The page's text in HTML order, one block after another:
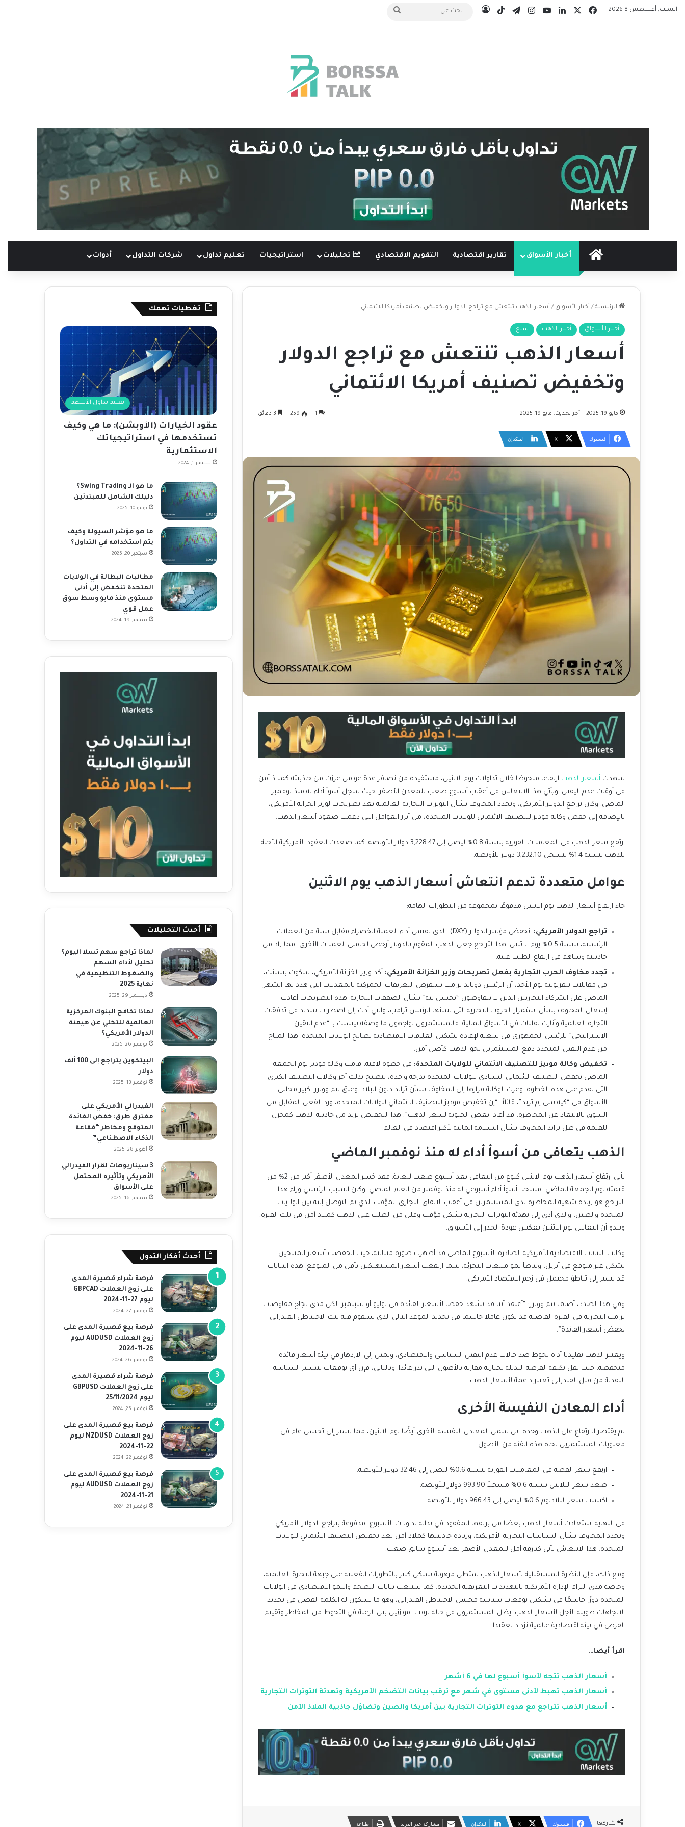
السبت, أغسطس 8 2026 فيسبوك لينكدإن‫YouTubeانستقرامتيلقرام‫TikTokتسجيل الدخول
الرئيسيةأخبار الأسواق تقارير اقتصادية التقويم الاقتصادي تحليلات استراتيجيات تعليم تداول شركات التداول أدوات
الرئيسية / أخبار الأسواق / أسعار الذهب تنتعش مع تراجع الدولار وتخفيض تصنيف أمريكا الائتماني
أخبار الأسواق أخبار الذهب سلع
أسعار الذهب تنتعش مع تراجع الدولار
وتخفيض تصنيف أمريكا الائتماني
مايو 19, 2025 آخر تحديث: مايو 19, 2025 1
259
فيسبوك ‫X لينكدإن
شهدت أسعار الذهب ارتفاعا ملحوظا خلال تداولات يوم الاثنين، مستفيدة من تضافر عدة عوامل عززت من جاذبيته كملاذ آمن
في أوقات عدم اليقين. ويأتي هذا الانتعاش في أعقاب أسبوع صعب للمعدن الأصفر، حيث سجل أسوأ أداء له منذ نوفمبر
الماضي. وكان تراجع الدولار الأمريكي، وتجدد المخاوف بشأن التوترات التجارية العالمية بعد تصريحات لوزير الخزانة الأمريكي،
بالإضافة إلى خفض وكالة موديز للتصنيف الائتماني للولايات المتحدة، من أبرز العوامل التي دعمت صعود أسعار الذهب.
ارتفع سعر الذهب في المعاملات الفورية بنسبة 0.8% ليصل إلى 3,228.47 دولار للأونصة. كما صعدت العقود الأمريكية الآجلة
للذهب بنسبة 1.4% لتسجل 3,232.10 دولار للأونصة.
عوامل متعددة تدعم انتعاش أسعار الذهب يوم الاثنين
جاء ارتفاع أسعار الذهب يوم الاثنين مدفوعًا بمجموعة من التطورات الهامة:
تراجع الدولار الأمريكي:
انخفض مؤشر الدولار (DXY)، الذي يقيس أداء العملة الخضراء مقابل سلة من العملات
الرئيسية، بنسبة 0.5% يوم الاثنين. هذا التراجع جعل الذهب المقوم بالدولار أرخص لحاملي العملات الأخرى، مما زاد من
جاذبيته وساهم في ارتفاع الطلب عليه.
تجدد مخاوف الحرب التجارية بفعل تصريحات وزير الخزانة الأمريكي: أكد وزير الخزانة الأمريكي، سكوت بيسنت،
في مقابلات تلفزيونية يوم الأحد، أن الرئيس دونالد ترامب سيفرض التعريفات الجمركية بالمعدلات التي هدد بها الشهر
الماضي على الشركاء التجاريين الذين لا يتفاوضون “بحسن نية” بشأن الصفقات التجارية. هذه التصريحات أعادت
إشعال المخاوف بشأن استمرار الحروب التجارية التي يشنها الرئيس ترامب، والتي أدت إلى اضطراب شديد في تدفقات
التجارة العالمية وأثارت تقلبات في الأسواق المالية. فالمستثمرون يواجهون ما وصفه بيسنت بـ “عدم اليقين
الاستراتيجي” للرئيس الجمهوري في سعيه لإعادة تشكيل العلاقات الاقتصادية لصالح الولايات المتحدة. هذا المناخ
من عدم اليقين المتجدد دفع المستثمرين نحو الذهب كأصل آمن.
تخفيض وكالة موديز للتصنيف الائتماني للولايات المتحدة: في خطوة لافتة، قامت وكالة موديز يوم الجمعة
الماضي بخفض التصنيف الائتماني السيادي للولايات المتحدة بدرجة واحدة، لتصبح بذلك آخر وكالات التصنيف الكبرى
التي تقدم على هذه الخطوة. وعزت الوكالة قرارها إلى المخاوف بشأن تزايد ديون البلاد. وعلق تيم ووترر، كبير محللي
الأسواق في “كيه سي إم تريد”، قائلاً: “إن تخفيض موديز للتصنيف الائتماني للولايات المتحدة، ورد الفعل المقابل من
السوق بالابتعاد عن المخاطرة، قد أعادا بعض الحيوية لسعر الذهب”. هذا التخفيض يزيد من جاذبية الذهب كمخزن
للقيمة في ظل تزايد المخاوف بشأن السلامة المالية لأكبر اقتصاد في العالم.
الذهب يتعافى من أسوأ أداء له منذ نوفمبر الماضي
يأتي ارتفاع أسعار الذهب يوم الاثنين كنوع من التعافي بعد أسبوع صعب للغاية. فقد خسر المعدن الأصفر أكثر من 2% من
قيمته يوم الجمعة الماضي، مسجلا أسوأ أداء أسبوعي له منذ نوفمبر من العام الماضي. وكان السبب الرئيسي وراء هذا
التراجع هو زيادة شهية المخاطرة لدى المستثمرين في أعقاب الاتفاق التجاري المؤقت الذي تم التوصل إليه بين الولايات
المتحدة والصين، والذي أدى إلى تهدئة التوترات التجارية بشكل مؤقت وقلل من الطلب على الذهب كملاذ آمن في تلك الفترة.
ويبدو أن انتعاش يوم الاثنين يعكس عودة الحذر إلى الأسواق.
وكانت البيانات الاقتصادية الأمريكية الصادرة الأسبوع الماضي قد أظهرت صورة متباينة، حيث انخفضت أسعار المنتجين
بشكل غير متوقع في أبريل، وتباطأ نمو مبيعات التجزئة، بينما ارتفعت أسعار المستهلكين بأقل من المتوقع. هذه البيانات
قد تشير إلى تباطؤ محتمل في زخم الاقتصاد الأمريكي.
وفي هذا الصدد، أضاف تيم ووترر: “أعتقد أننا قد نشهد خفضا لأسعار الفائدة في يوليو أو سبتمبر، لكن مدى نجاح مفاوضات
ترامب التجارية في الفترة الفاصلة قد يكون عاملا حاسما في تحديد الموعد التالي الذي سيقوم فيه بنك الاحتياطي الفيدرالي
بخفض أسعار الفائدة”.
ويعتبر الذهب تقليديا أداة تحوط ضد حالات عدم اليقين السياسي والاقتصادي، ويميل إلى الازدهار في بيئة أسعار فائدة
منخفضة، حيث تقل تكلفة الفرصة البديلة لحيازته مقارنة بالأصول التي تدر عائدا. وبالتالي، فإن أي توقعات بتيسير السياسة
النقدية من قبل الفيدرالي تعتبر داعمة لأسعار الذهب.
أداء المعادن النفيسة الأخرى
لم يقتصر الارتفاع على الذهب وحده، بل شمل المعادن النفيسة الأخرى أيضًا يوم الاثنين، مما يشير إلى تحسن عام في
معنويات المستثمرين تجاه هذه الفئة من الأصول:
ارتفع سعر الفضة في المعاملات الفورية بنسبة 0.6% ليصل إلى 32.46 دولار للأونصة.
صعد سعر البلاتين بنسبة 0.6% مسجلاً 993.90 دولار للأونصة.
اكتسب سعر البلاديوم 0.6% ليصل إلى 966.43 دولار للأونصة.
في النهاية استعادت أسعار الذهب بعضا من بريقها المفقود في بداية تداولات الأسبوع، مدفوعة بتراجع الدولار الأمريكي،
وتجدد المخاوف بشأن السياسات التجارية الأمريكية، وزيادة جاذبيتها كملاذ آمن بعد تخفيض التصنيف الائتماني للولايات
المتحدة. هذا الانتعاش يأتي كبارقة أمل للمعدن الأصفر بعد أسبوع سابق صعب.
ومع ذلك، فإن النظرة المستقبلية لأسعار الذهب ستظل مرهونة بشكل كبير بالتطورات الفعلية على جبهة التجارة العالمية،
وخاصة مدى التزام الإدارة الأمريكية بالتهديدات التعريفية الجديدة. كما ستلعب بيانات التضخم والنمو الاقتصادي في الولايات
المتحدة دورًا حاسمًا في تشكيل توقعات سياسة مجلس الاحتياطي الفيدرالي، وهو ما سيكون له الكلمة الفصل في تحديد
الاتجاهات طويلة الأجل لأسعار الذهب. يظل المستثمرون في حالة ترقب، موازنين بين الرغبة في التحوط من المخاطر وتقييم
الفرص في بيئة اقتصادية عالمية تزداد تعقيدا.
اقرأ أيضا…
أسعار الذهب تتجه لأسوأ أسبوع لها في 6 أشهر
أسعار الذهب تهبط لأدنى مستوى في شهر مع ترقب بيانات التضخم الأمريكية وتهدئة التوترات التجارية
أسعار الذهب تتراجع مع هدوء التوترات التجارية بين أمريكا والصين وتضاؤل جاذبية الملاذ الآمن
شاركها فيسبوك ‫X لينكدإن مشاركة عبر البريد طباعة
تغطيات تهمك
تعليم تداول الأسهم
عقود الخيارات (الأوبشن): ما هي وكيف
تستخدمها في استراتيجياتك
الاستثمارية
سبتمبر 1, 2024
ما هو الـ Swing Trading؟
دليلك الشامل للمبتدئين
يونيو 10, 2025
ما هو مؤشر السيولة وكيف
يتم استخدامه في التداول؟
سبتمبر 20, 2025
مطالبات البطالة في الولايات
المتحدة تنخفض إلى أدنى
مستوى منذ مايو وسط سوق
عمل قوي
سبتمبر 19, 2024
أحدث التحليلات
لماذا تراجع سهم تسلا اليوم؟
تحليل لأداء السهم
والضغوط التنظيمية في
نهاية 2025
ديسمبر 29, 2025
لماذا تكافح البنوك المركزية
العالمية للتخلي عن هيمنة
الدولار الأمريكي؟
نوفمبر 26, 2025
البيتكوين يتراجع إلى 100 ألف
دولار
نوفمبر 13, 2025
الفيدرالي الأمريكي على
مفترق طرق: خفض الفائدة
المتوقع ومخاطر “فقاعة
الذكاء الاصطناعي”
أكتوبر 28, 2025
3 سيناريوهات لقرار الفيدرالي
الأمريكي وتأثيره المحتمل
على الأسواق
سبتمبر 16, 2025
أحدث أفكار التدول
فرصة شراء قصيرة المدى
على زوج العملات GBPCAD
ليوم 27-11-2024
نوفمبر 27, 2024
فرصة بيع قصيرة المدى على
زوج العملات AUDUSD ليوم
26-11-2024
نوفمبر 26, 2024
فرصة شراء قصيرة المدى
على زوج العملات GBPUSD
ليوم 25/11/2024
نوفمبر 25, 2024
فرصة بيع قصيرة المدى على
زوج العملات NZDUSD ليوم
22-11-2024
نوفمبر 22, 2024
فرصة بيع قصيرة المدى على
زوج العملات AUDUSD ليوم
21-11-2024
نوفمبر 21, 2024